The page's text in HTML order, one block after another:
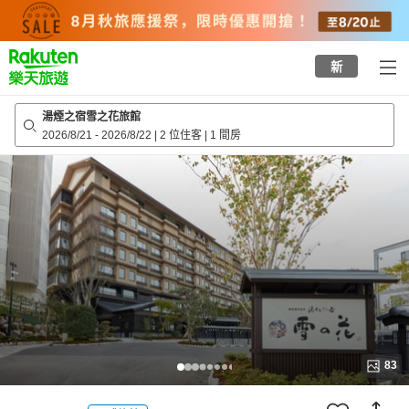
top
page
新
湯煙之宿雪之花旅館
2026/8/21 - 2026/8/22 | 2 位住客 | 1 間房
83